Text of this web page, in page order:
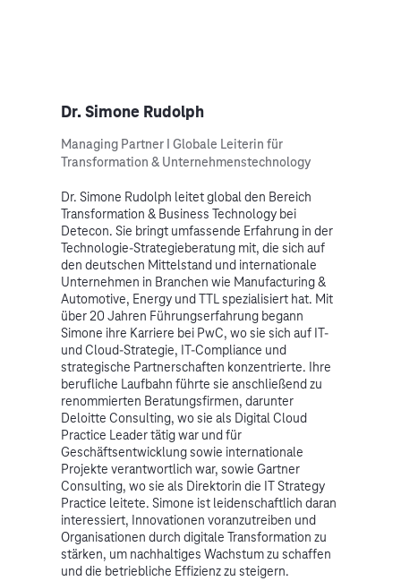
Dr. Simone Rudolph
Managing Partner I Globale Leiterin für
Transformation & Unternehmenstechnology
Dr. Simone Rudolph leitet global den Bereich
Transformation & Business Technology bei
Detecon. Sie bringt umfassende Erfahrung in der
Technologie-Strategieberatung mit, die sich auf
den deutschen Mittelstand und internationale
Unternehmen in Branchen wie Manufacturing &
Automotive, Energy und TTL spezialisiert hat. Mit
über 20 Jahren Führungserfahrung begann
Simone ihre Karriere bei PwC, wo sie sich auf IT-
und Cloud-Strategie, IT-Compliance und
strategische Partnerschaften konzentrierte. Ihre
berufliche Laufbahn führte sie anschließend zu
renommierten Beratungsfirmen, darunter
Deloitte Consulting, wo sie als Digital Cloud
Practice Leader tätig war und für
Geschäftsentwicklung sowie internationale
Projekte verantwortlich war, sowie Gartner
Consulting, wo sie als Direktorin die IT Strategy
Practice leitete. Simone ist leidenschaftlich daran
interessiert, Innovationen voranzutreiben und
Organisationen durch digitale Transformation zu
stärken, um nachhaltiges Wachstum zu schaffen
und die betriebliche Effizienz zu steigern.